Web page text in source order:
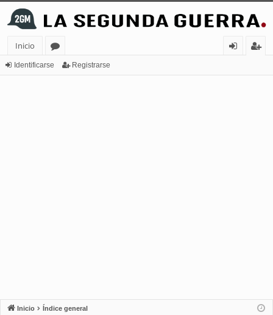
Inicio
or
Identificarse Registrarse
Inicio Índice general